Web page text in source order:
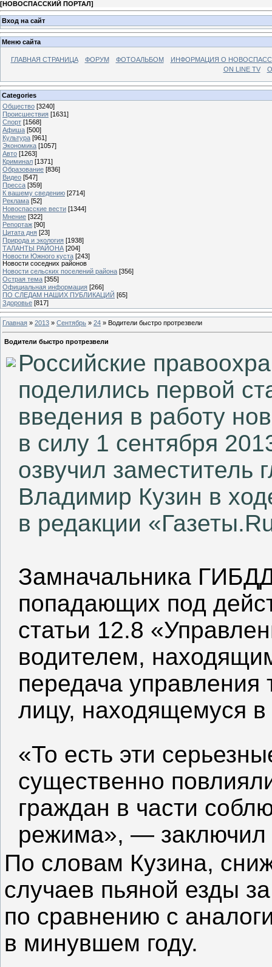
[НОВОСПАССКИЙ ПОРТАЛ]
Вход на сайт
Меню сайта
ГЛАВНАЯ СТРАНИЦА ФОРУМ ФОТОАЛЬБОМ
ИНФОРМАЦИЯ О
ON LINE TV
Categories
Общество [3240]
Происшествия [1631]
Спорт [1568]
Афиша [500]
Культура [961]
Экономика [1057]
Авто [1263]
Криминал [1371]
Образование [836]
Видео [547]
Пресса [359]
К вашему сведению [2714]
Реклама [52]
Новоспасские вести [1344]
Мнение [322]
Репортаж [90]
Цитата дня [23]
Природа и экология [1938]
ТАЛАНТЫ РАЙОНА [204]
Новости Южного куста [243]
Новости соседних районов
Новости сельских поселений района [356]
Острая тема [355]
Официальная информация [266]
ПО СЛЕДАМ НАШИХ ПУБЛИКАЦИЙ [65]
Здоровье [817]
Главная » 2013 » Сентябрь » 24 » Водители быстро протрезвели
Водители быстро протрезвели
Российские
поделились первой
введения в работу
в силу 1 сентября
озвучил
Владимир Кузин в
в редакции
Замначальника
попадающих под
статьи 12.8
водителем,
передача
лицу, находящемуся
«То есть эти
существенно
граждан в части
режима», —
По словам Кузина,
случаев пьяной езды
по сравнению с
в минувшем году.